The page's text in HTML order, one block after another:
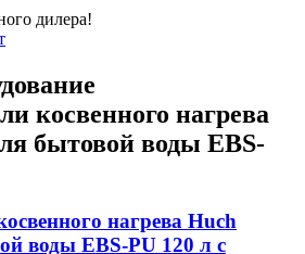
дилера!
косвенного нагрева
бытовой воды EBS-
нагрева Huch
воды EBS-PU 120 л c